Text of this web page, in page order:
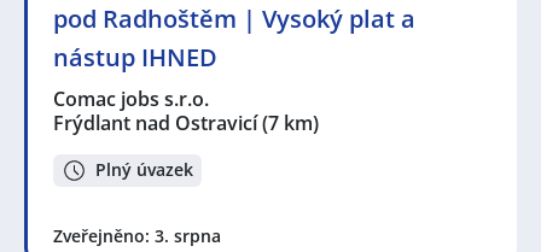
pod Radhoštěm | Vysoký plat a
nástup IHNED
Comac jobs s.r.o.
Frýdlant nad Ostravicí(7 km)
Plný úvazek
Zveřejněno: 3. srpna